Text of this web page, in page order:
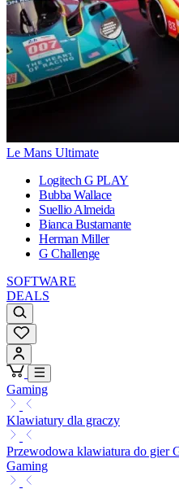
Le Mans Ultimate
Logitech G PLAY
Bubba Wallace
Suellio Almeida
Bianca Bustamante
Herman Miller
G Challenge
SOFTWARE
DEALS
Gaming
Klawiatury dla graczy
Przewodowa klawiatura do gier
Gaming